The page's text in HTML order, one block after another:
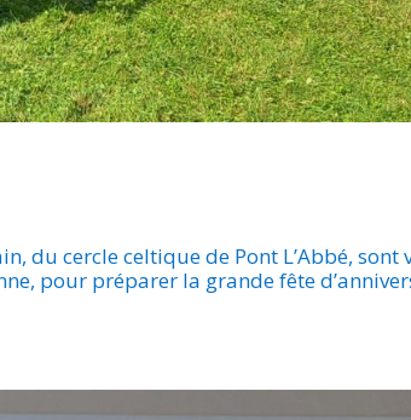
du cercle celtique de Pont L’Abbé,
pour préparer la grande fête